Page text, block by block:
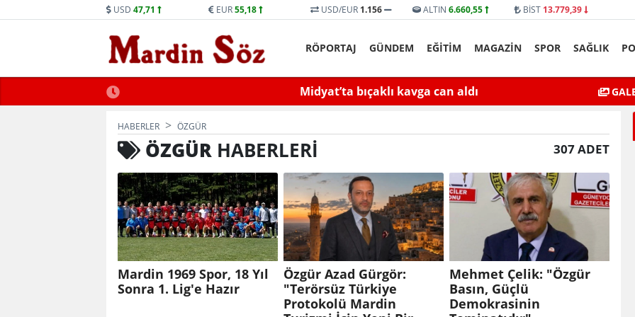
USD 47,71 EUR55,18 USD/EUR 1.156 ALTIN 6.660,55 BİST 13.779,39
RÖPORTAJ GÜNDEM EĞİTİM MAGAZİN SPOR SAĞLIK
Trafiğe Kapatılacak Midyat’ta bıçaklı kavga can aldı
Mardin’de Ceza
HABERLER ÖZGÜR
ÖZGÜR HABERLERI 307 ADET
Mardin 1969 Spor, 18 Yıl
Sonra 1. Lig'e Hazır
Özgür Azad Gürgör:
"Terörsüz Türkiye
Protokolü Mardin
Mehmet Çelik: "Özgür
Basın, Güçlü
Demokrasinin